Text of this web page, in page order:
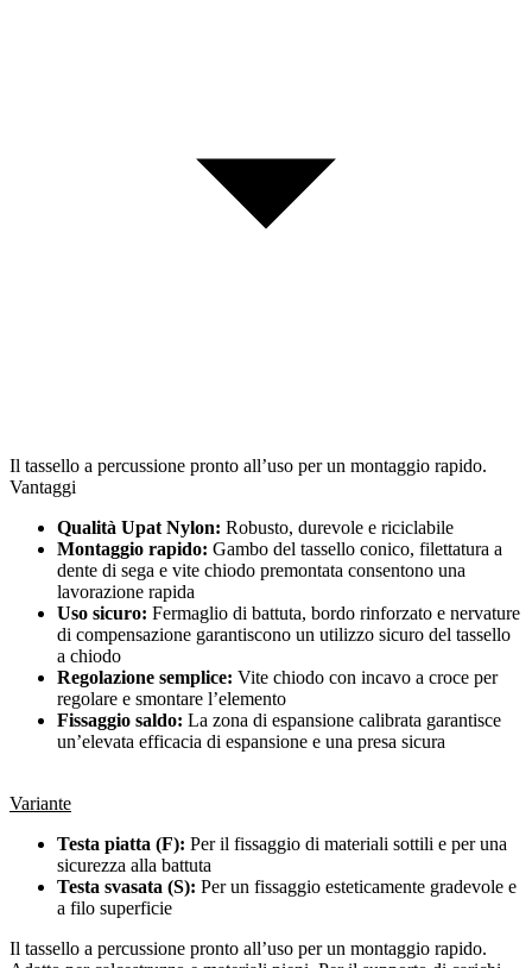
Il tassello a percussione pronto all’uso per un montaggio rapido.
Vantaggi
Qualità Upat Nylon: Robusto, durevole e riciclabile
Montaggio rapido: Gambo del tassello conico, filettatura a
dente di sega e vite chiodo premontata consentono una
lavorazione rapida
Uso sicuro: Fermaglio di battuta, bordo rinforzato e nervature
di compensazione garantiscono un utilizzo sicuro del tassello
a chiodo
Regolazione semplice: Vite chiodo con incavo a croce per
regolare e smontare l’elemento
Fissaggio saldo: La zona di espansione calibrata garantisce
un’elevata efficacia di espansione e una presa sicura
Variante
Testa piatta (F): Per il fissaggio di materiali sottili e per una
sicurezza alla battuta
Testa svasata (S): Per un fissaggio esteticamente gradevole e
a filo superficie
Il tassello a percussione pronto all’uso per un montaggio rapido.